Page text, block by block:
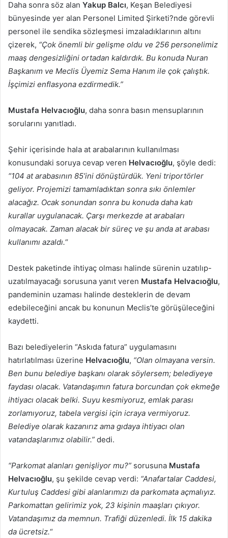
Daha sonra söz alan Yakup Balcı, Keşan Belediyesi
bünyesinde yer alan Personel Limited Şirketi?nde görevli
personel ile sendika sözleşmesi imzaladıklarının altını
çizerek, “Çok önemli bir gelişme oldu ve 256 personelimiz
maaş dengesizliğini ortadan kaldırdık. Bu konuda Nuran
Başkanım ve Meclis Üyemiz Sema Hanım ile çok çalıştık.
İşçimizi enflasyona ezdirmedik.”
Mustafa Helvacıoğlu, daha sonra basın mensuplarının
sorularını yanıtladı.
Şehir içerisinde hala at arabalarının kullanılması
konusundaki soruya cevap veren Helvacıoğlu, şöyle dedi:
“104 at arabasının 85’ini dönüştürdük. Yeni triportörler
geliyor. Projemizi tamamladıktan sonra sıkı önlemler
alacağız. Ocak sonundan sonra bu konuda daha katı
kurallar uygulanacak. Çarşı merkezde at arabaları
olmayacak. Zaman alacak bir süreç ve şu anda at arabası
kullanımı azaldı.“
Destek paketinde ihtiyaç olması halinde sürenin uzatılıp-
uzatılmayacağı sorusuna yanıt veren Mustafa Helvacıoğlu,
pandeminin uzaması halinde desteklerin de devam
edebileceğini ancak bu konunun Meclis’te görüşüleceğini
kaydetti.
Bazı belediyelerin “Askıda fatura” uygulamasını
hatırlatılması üzerine Helvacıoğlu, “Olan olmayana versin.
Ben bunu belediye başkanı olarak söylersem; belediyeye
faydası olacak. Vatandaşımın fatura borcundan çok ekmeğe
ihtiyacı olacak belki. Suyu kesmiyoruz, emlak parası
zorlamıyoruz, tabela vergisi için icraya vermiyoruz.
Belediye olarak kazanırız ama gıdaya ihtiyacı olan
vatandaşlarımız olabilir.” dedi.
“Parkomat alanları genişliyor mu?” sorusuna Mustafa
Helvacıoğlu, şu şekilde cevap verdi: “Anafartalar Caddesi,
Kurtuluş Caddesi gibi alanlarımızı da parkomata açmalıyız.
Parkomattan gelirimiz yok, 23 kişinin maaşları çıkıyor.
Vatandaşımız da memnun. Trafiği düzenledi. İlk 15 dakika
da ücretsiz.“